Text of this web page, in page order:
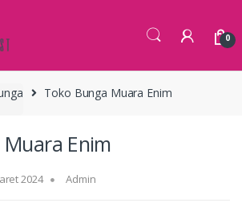
0
Toko Bunga Muara Enim
Enim
2024 Admin